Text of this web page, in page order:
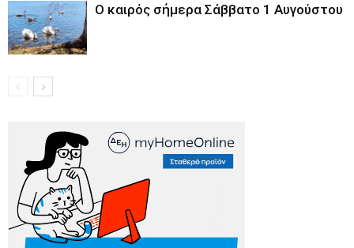
Ο καιρός σήμερα Σάββατο 1 Αυγούστου